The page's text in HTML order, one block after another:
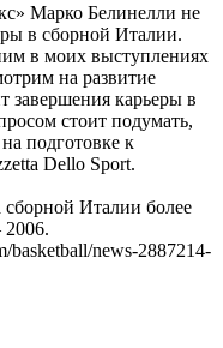
Марко Белинелли не
в сборной Италии.
в моих выступлениях
на развитие
завершения карьеры в
стоит подумать,
подготовке к
Dello Sport.
Италии более
2006.
basketball/news-2887214-